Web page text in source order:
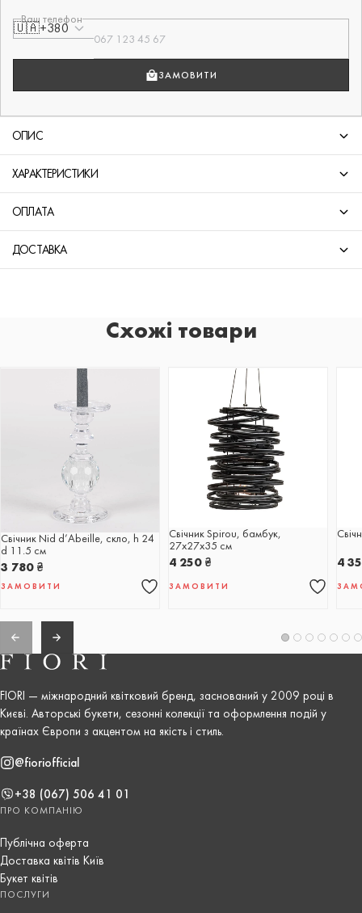
Ваш телефон
🇺🇦+380
ЗАМОВИТИ
ОПИС
ХАРАКТЕРИСТИКИ
ОПЛАТА
ДОСТАВКА
Схожі товари
Свічник Nid d’Abeille, скло, h 24
d 11.5 см
3 780 ₴
ЗАМОВИТИ
Свічник Spirou, бамбук,
27х27х35 cм
4 250 ₴
ЗАМОВИТИ
4
FIORI — міжнародний квітковий бренд, заснований у 2009 році в
Києві. Авторські букети, сезонні колекції та оформлення подій у
країнах Європи з акцентом на якість і стиль.
@fioriofficial
+38 (067) 506 41 01
ПРО КОМПАНІЮ
Публічна оферта
Доставка квітів Київ
Букет квітів
ПОСЛУГИ